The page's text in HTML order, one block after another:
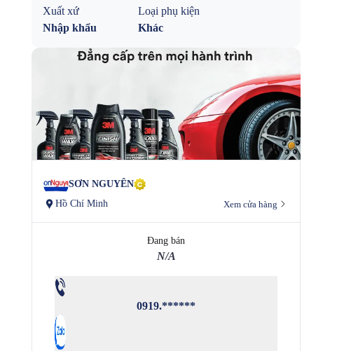
Xuất xứ
Nhập khẩu
Loại phụ kiện
Khác
SƠN NGUYÊN
Hồ Chí Minh
Xem cửa hàng
Đang bán
N/A
0919.******